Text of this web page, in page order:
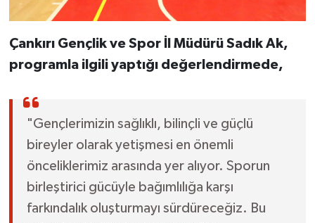
Çankırı Gençlik ve Spor İl Müdürü Sadık Ak,
programla ilgili yaptığı değerlendirmede,
"Gençlerimizin sağlıklı, bilinçli ve güçlü
bireyler olarak yetişmesi en önemli
önceliklerimiz arasında yer alıyor. Sporun
birleştirici gücüyle bağımlılığa karşı
farkındalık oluşturmayı sürdüreceğiz. Bu